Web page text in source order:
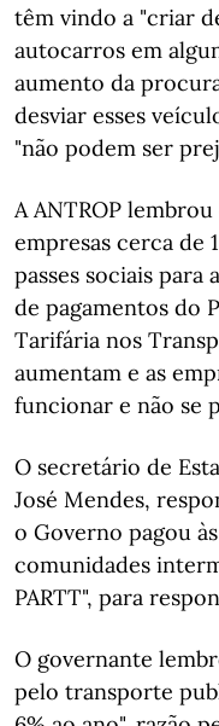
têm vindo a "criar
autocarros em
aumento da
desviar esses
"não podem ser
A ANTROP
empresas cerca de
passes sociais para
de pagamentos do
Tarifária nos
aumentam e as
funcionar e não se
O secretário de
José Mendes,
o Governo pagou
comunidades
PARTT", para
O governante
pelo transporte